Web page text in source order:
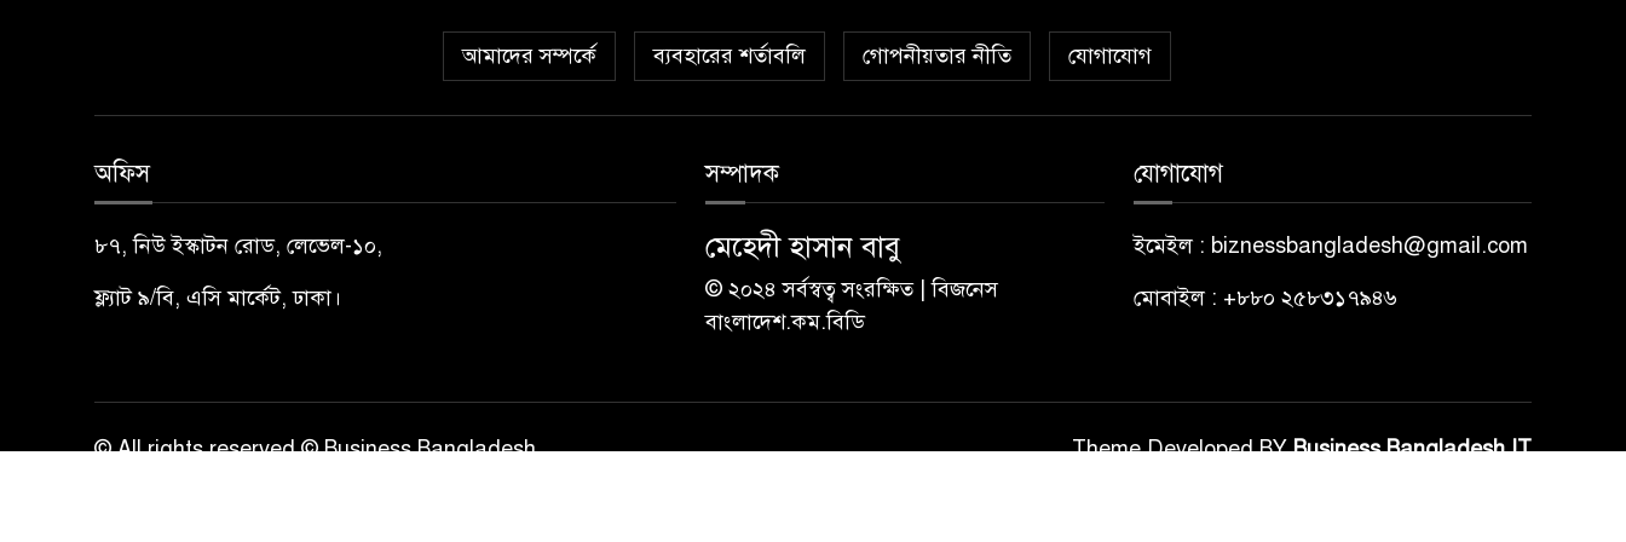
আমাদের সম্পর্কে ব্যবহারের শর্তাবলি গোপনীয়তার নীতি যোগাযোগ
অফিস
৮৭, নিউ ইস্কাটন রোড, লেভেল-১০,
ফ্ল্যাট ৯/বি, এসি মার্কেট, ঢাকা।
সম্পাদক
মেহেদী হাসান বাবু
© ২০২৪ সর্বস্বত্ব সংরক্ষিত | বিজনেস
বাংলাদেশ.কম.বিডি
যোগাযোগ
ইমেইল : biznessbangladesh@gmail.com
মোবাইল : +৮৮০ ২৫৮৩১৭৯৪৬
© All rights reserved © Business Bangladesh Theme Developed BYBusiness Bangladesh IT